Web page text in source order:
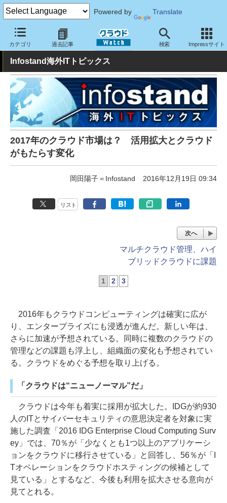
Powered by Translate
カテゴリ 過去記事 検索 Impressサイト
クラウド Watch トピック 業界動向
Infostand海外ITトピックス
2017年のクラウド市場は？ 活用拡大とクラウド
がもたらす変化
岡田陽子＝Infostand 2016年12月19日 09:34
リスト
次へ
マルチクラウド管理、ハイ
ブリッドクラウドに課題
1 2 3
2016年もクラウドコンピューティングは確実に広が
り、エンタープライズにも浸透が進んだ。新しい年は、
さらに加速が予想されている。同時に複数のクラウドの
管理などの課題も浮上し、組織面の変化も予想されてい
る。クラウドをめぐる予想を取り上げる。
「クラウドは“ニューノーマル”だ」
クラウドは今年も着実に採用が拡大した。IDGが約930
人のITとサイバーセキュリティの意思決定者を対象に実
施した調査「2016 IDG Enterprise Cloud Computing Surv
ey」では、70％が「少なくとも1つ以上のアプリケーシ
ョンをクラウドに移行させている」と回答し、56％が「I
Tオペレーションをクラウドホスティングの候補として
見ている」とするなど、今後も利用を拡大させる意向が
見てとれる。